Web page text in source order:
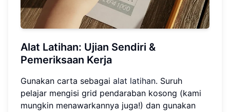
Alat Latihan: Ujian Sendiri &
Pemeriksaan Kerja
Gunakan carta sebagai alat latihan. Suruh
pelajar mengisi grid pendaraban kosong (kami
mungkin menawarkannya juga!) dan gunakan